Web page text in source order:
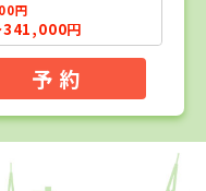
円
円
予 約